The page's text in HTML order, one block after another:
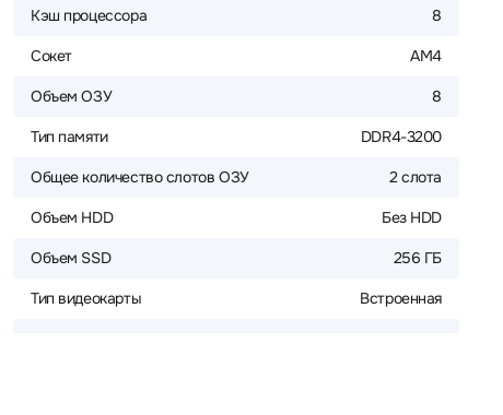
Кэш процессора 8
Сокет AM4
Объем ОЗУ 8
Тип памяти DDR4-3200
Общее количество слотов ОЗУ 2 слота
Объем HDD Без HDD
Объем SSD 256 ГБ
Тип видеокарты Встроенная